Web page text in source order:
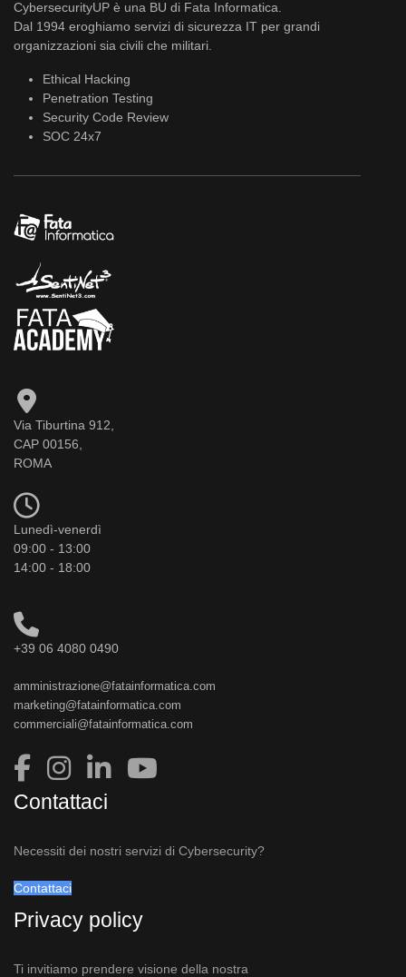
CybersecurityUP è una BU di Fata Informatica.
Dal 1994 eroghiamo servizi di sicurezza IT per grandi
organizzazioni sia civili che militari.
Ethical Hacking
Penetration Testing
Security Code Review
SOC 24x7
Via Tiburtina 912,
CAP 00156,
ROMA
Lunedì-venerdì
09:00 - 13:00
14:00 - 18:00
+39 06 4080 0490
amministrazione@fatainformatica.com
marketing@fatainformatica.com
commerciali@fatainformatica.com
Contattaci
Necessiti dei nostri servizi di Cybersecurity?
Contattaci
Privacy policy
Ti invitiamo prendere visione della nostra